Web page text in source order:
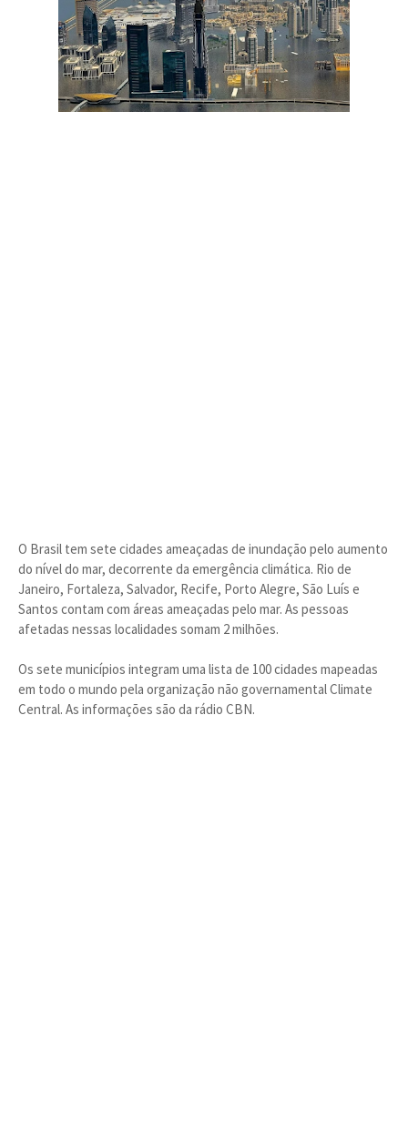
O Brasil tem sete cidades ameaçadas de inundação pelo aumento
do nível do mar, decorrente da emergência climática. Rio de
Janeiro, Fortaleza, Salvador, Recife, Porto Alegre, São Luís e
Santos contam com áreas ameaçadas pelo mar. As pessoas
afetadas nessas localidades somam 2 milhões.
Os sete municípios integram uma lista de 100 cidades mapeadas
em todo o mundo pela organização não governamental Climate
Central. As informações são da rádio CBN.